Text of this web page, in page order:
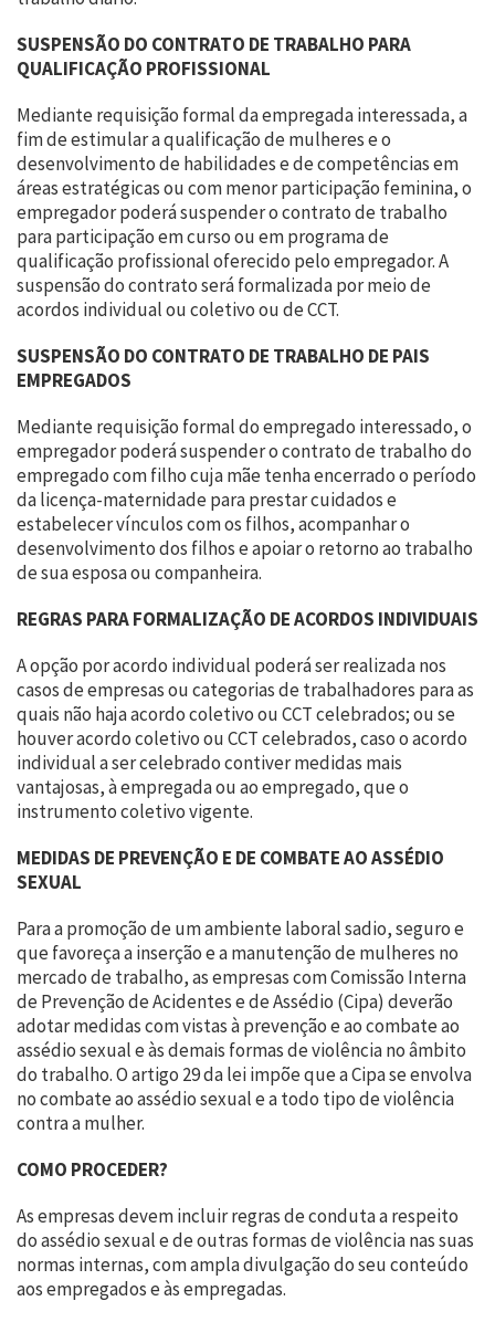
SUSPENSÃO DO CONTRATO DE TRABALHO PARA
QUALIFICAÇÃO PROFISSIONAL
Mediante requisição formal da empregada interessada, a
fim de estimular a qualificação de mulheres e o
desenvolvimento de habilidades e de competências em
áreas estratégicas ou com menor participação feminina, o
empregador poderá suspender o contrato de trabalho
para participação em curso ou em programa de
qualificação profissional oferecido pelo empregador. A
suspensão do contrato será formalizada por meio de
acordos individual ou coletivo ou de CCT.
SUSPENSÃO DO CONTRATO DE TRABALHO DE PAIS
EMPREGADOS
Mediante requisição formal do empregado interessado, o
empregador poderá suspender o contrato de trabalho do
empregado com filho cuja mãe tenha encerrado o período
da licença-maternidade para prestar cuidados e
estabelecer vínculos com os filhos, acompanhar o
desenvolvimento dos filhos e apoiar o retorno ao trabalho
de sua esposa ou companheira.
REGRAS PARA FORMALIZAÇÃO DE ACORDOS INDIVIDUAIS
A opção por acordo individual poderá ser realizada nos
casos de empresas ou categorias de trabalhadores para as
quais não haja acordo coletivo ou CCT celebrados; ou se
houver acordo coletivo ou CCT celebrados, caso o acordo
individual a ser celebrado contiver medidas mais
vantajosas, à empregada ou ao empregado, que o
instrumento coletivo vigente.
MEDIDAS DE PREVENÇÃO E DE COMBATE AO ASSÉDIO
SEXUAL
Para a promoção de um ambiente laboral sadio, seguro e
que favoreça a inserção e a manutenção de mulheres no
mercado de trabalho, as empresas com Comissão Interna
de Prevenção de Acidentes e de Assédio (Cipa) deverão
adotar medidas com vistas à prevenção e ao combate ao
assédio sexual e às demais formas de violência no âmbito
do trabalho. O artigo 29 da lei impõe que a Cipa se envolva
no combate ao assédio sexual e a todo tipo de violência
contra a mulher.
COMO PROCEDER?
As empresas devem incluir regras de conduta a respeito
do assédio sexual e de outras formas de violência nas suas
normas internas, com ampla divulgação do seu conteúdo
aos empregados e às empregadas.